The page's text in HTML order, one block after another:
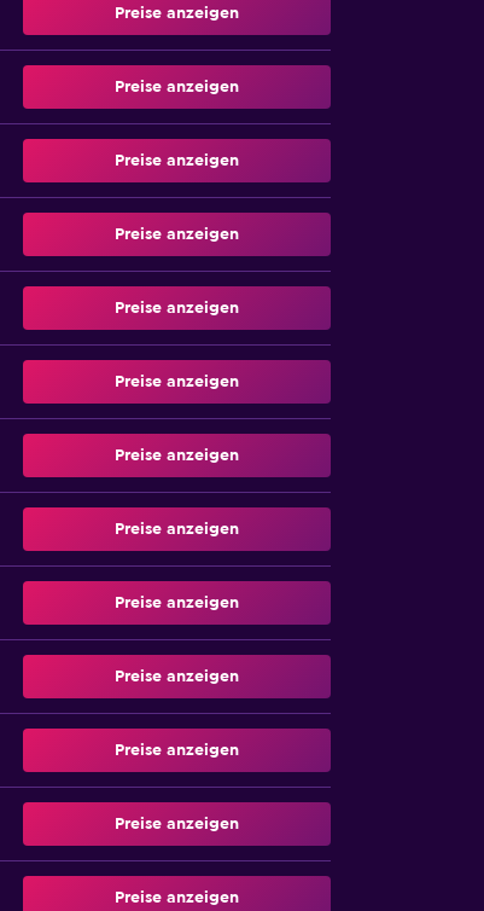
Preise anzeigen
Preise anzeigen
Preise anzeigen
Preise anzeigen
Preise anzeigen
Preise anzeigen
Preise anzeigen
Preise anzeigen
Preise anzeigen
Preise anzeigen
Preise anzeigen
Preise anzeigen
Preise anzeigen